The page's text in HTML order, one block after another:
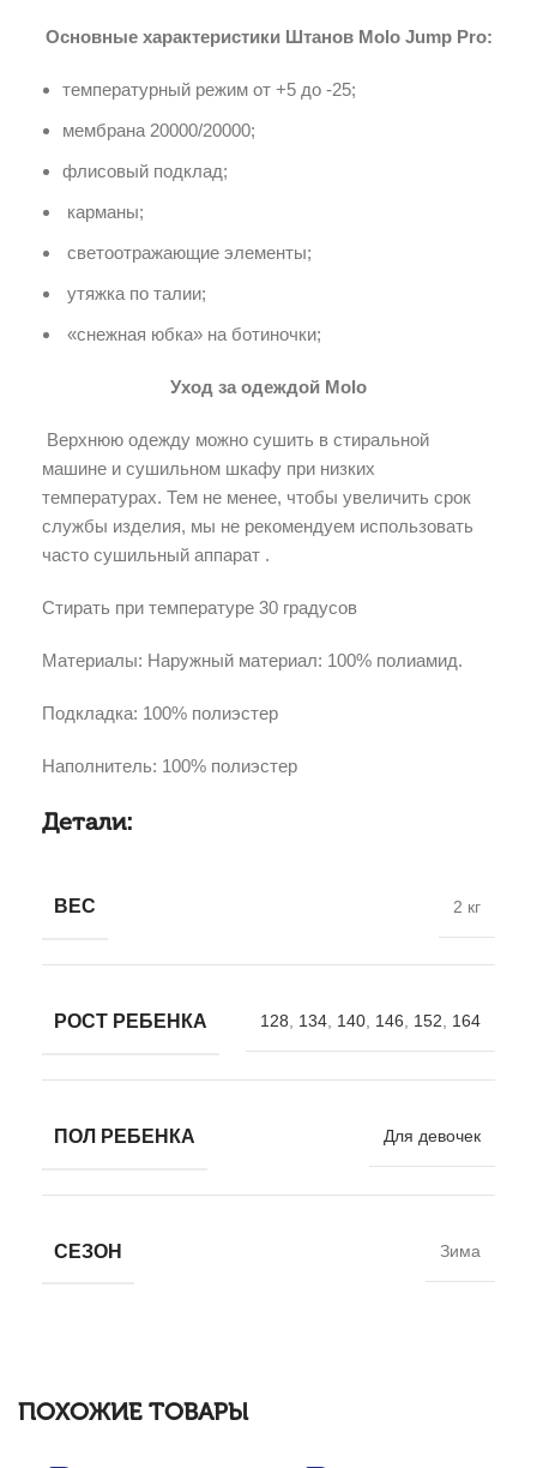
Основные характеристики Штанов Molo Jump Pro:
температурный режим от +5 до -25;
мембрана 20000/20000;
флисовый подклад;
карманы;
светоотражающие элементы;
утяжка по талии;
«снежная юбка» на ботиночки;
Уход за одеждой Molo
Верхнюю одежду можно сушить в стиральной
машине и сушильном шкафу при низких
температурах. Тем не менее, чтобы увеличить срок
службы изделия, мы не рекомендуем использовать
часто сушильный аппарат .
Стирать при температуре 30 градусов
Материалы: Наружный материал: 100% полиамид.
Подкладка: 100% полиэстер
Наполнитель: 100% полиэстер
Детали:
ВЕС 2 кг
РОСТ РЕБЕНКА 128, 134, 140, 146, 152, 164
ПОЛ РЕБЕНКА Для девочек
СЕЗОН Зима
ПОХОЖИЕ ТОВАРЫ